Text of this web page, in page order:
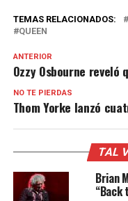
TEMAS RELACIONADOS:
QUEEN
ANTERIOR
Ozzy Osbourne reveló
NO TE PIERDAS
Thom Yorke lanzó
TAL
Brian
“Back